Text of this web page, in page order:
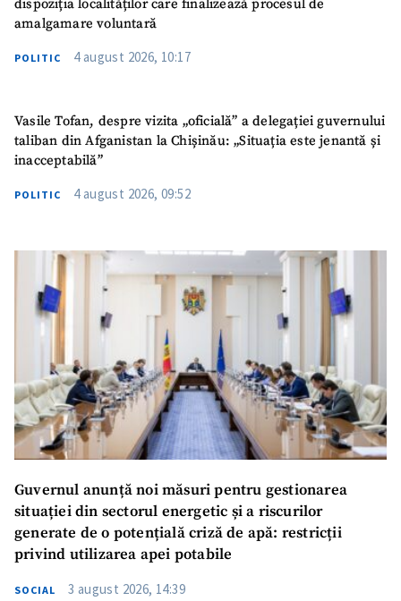
dispoziția localităților care finalizează procesul de
amalgamare voluntară
POLITIC 4 august 2026, 10:17
Vasile Tofan, despre vizita „oficială” a delegației guvernului
taliban din Afganistan la Chișinău: „Situația este jenantă și
inacceptabilă”
POLITIC 4 august 2026, 09:52
Guvernul anunță noi măsuri pentru gestionarea
situației din sectorul energetic și a riscurilor
generate de o potențială criză de apă: restricții
privind utilizarea apei potabile
SOCIAL 3 august 2026, 14:39